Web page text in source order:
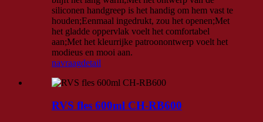
siliconen handgreep is het handig om hem vast te
houden;Eenmaal ingedrukt, zou het openen;Met
het gladde oppervlak voelt het comfortabel
aan;Met het kleurrijke patroonontwerp voelt het
modieus en mooi aan.
navraagdetail
RVS fles 600ml CH-RB600